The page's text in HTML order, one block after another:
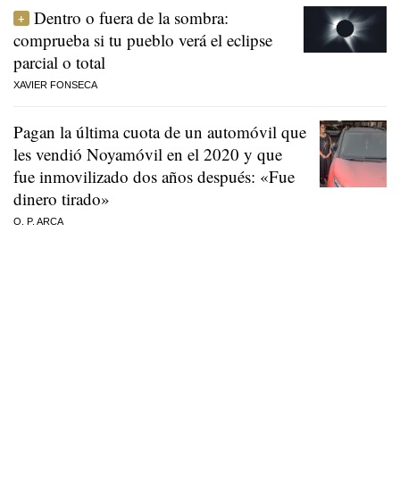
Dentro o fuera de la sombra:
comprueba si tu pueblo verá el eclipse
parcial o total
XAVIER FONSECA
Pagan la última cuota de un automóvil que
les vendió Noyamóvil en el 2020 y que
fue inmovilizado dos años después: «Fue
dinero tirado»
O. P. ARCA